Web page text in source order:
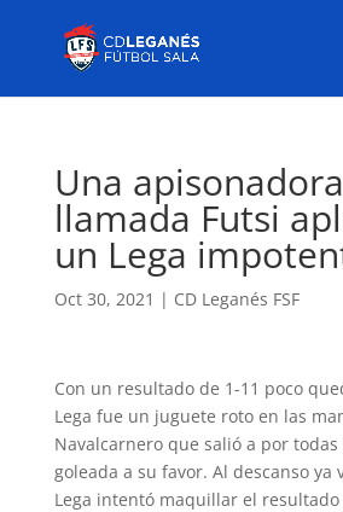
Una apisonadora
llamada Futsi
un Lega
Oct 30, 2021 | CD Leganés FSF
Con un resultado de 1-11 poco
Lega fue un juguete roto en las
Navalcarnero que salió a por todas
goleada a su favor. Al descanso ya
Lega intentó maquillar el